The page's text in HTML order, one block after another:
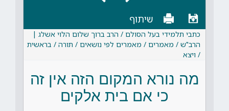
שיתוף
כתבי תלמידי בעל הסולם / הרב ברוך שלום הלוי אשלג |
הרב"ש / מאמרים / מאמרים לפי נושאים / תורה / בראשית
/ ויצא
מה נורא המקום הזה אין זה
כי אם בית אלקים